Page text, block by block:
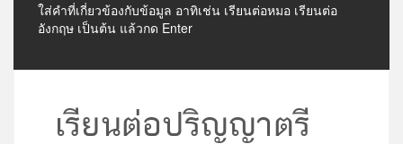
ใส่คำที่เกี่ยวข้องกับข้อมูล อาทิเช่น เรียนต่อหมอ เรียนต่อ
อังกฤษ เป็นต้น แล้วกด Enter
เรียนต่อปริญญาตรี